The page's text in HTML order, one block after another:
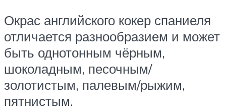
Окрас английского кокер спаниеля
отличается разнообразием и может
быть однотонным чёрным,
шоколадным, песочным/
золотистым, палевым/рыжим,
пятнистым.